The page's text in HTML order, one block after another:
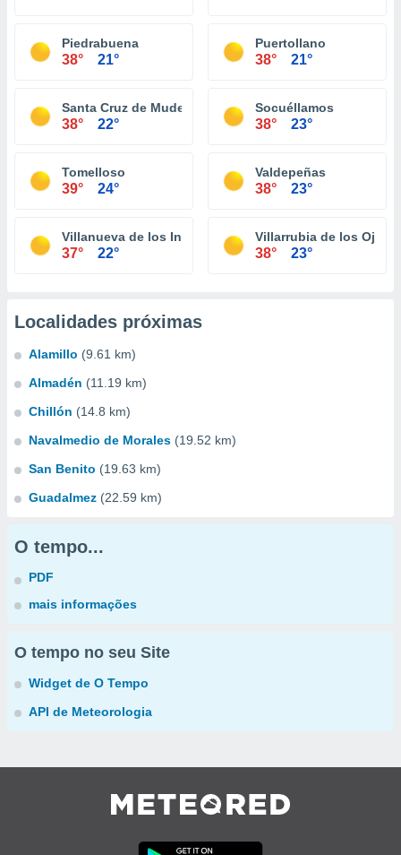
Piedrabuena
38° 21°
Puertollano
38° 21°
Santa Cruz de Mudela
38° 22°
Socuéllamos
38° 23°
Tomelloso
39° 24°
Valdepeñas
38° 23°
Villanueva de los Infantes
37° 22°
Villarrubia de los Ojos
38° 23°
Localidades próximas
Alamillo (9.61 km)
Almadén (11.19 km)
Chillón (14.8 km)
Navalmedio de Morales (19.52 km)
San Benito (19.63 km)
Guadalmez (22.59 km)
O tempo...
PDF
mais informações
O tempo no seu Site
Widget de O Tempo
API de Meteorologia